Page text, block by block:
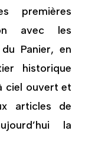
premières
avec les
Panier, en
historique
ciel ouvert et
articles de
la